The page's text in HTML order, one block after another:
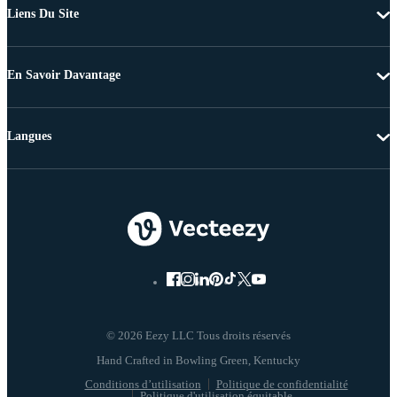
Liens Du Site
En Savoir Davantage
© 2026 Eezy LLC Tous droits réservés
Conditions d’utilisation
Politique de confidentialité
Langues